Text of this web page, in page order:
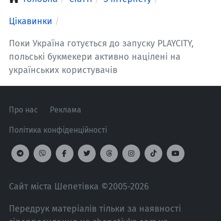
Цікавинки
Поки Україна готується до запуску PLAYCITY,
польські букмекери активно націлені на
українських користувачів
Про нас Реклама
Політика конфіденційності
Сайт міста Шепетівка ©2005-2026
Передрук матеріалів тільки за наявності